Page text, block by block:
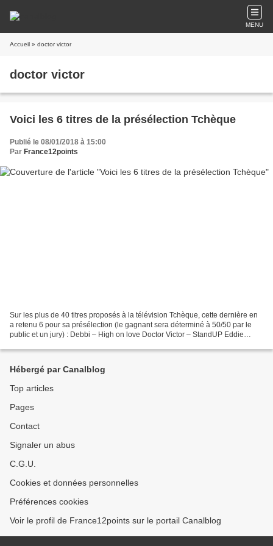
MENU
Accueil » doctor victor
doctor victor
Voici les 6 titres de la présélection Tchèque
Publié le 08/01/2018 à 15:00
Par France12points
Sur les plus de 40 titres proposés à la télévision Tchèque, cette dernière en
a retenu 6 pour sa présélection (le gagnant sera déterminé à 50/50 par le
public et un jury) : Debbi – High on love Doctor Victor – StandUP Eddie
Hébergé par Canalblog
Top articles
Pages
Contact
Signaler un abus
C.G.U.
Cookies et données personnelles
Préférences cookies
Voir le profil de France12points sur le portail Canalblog